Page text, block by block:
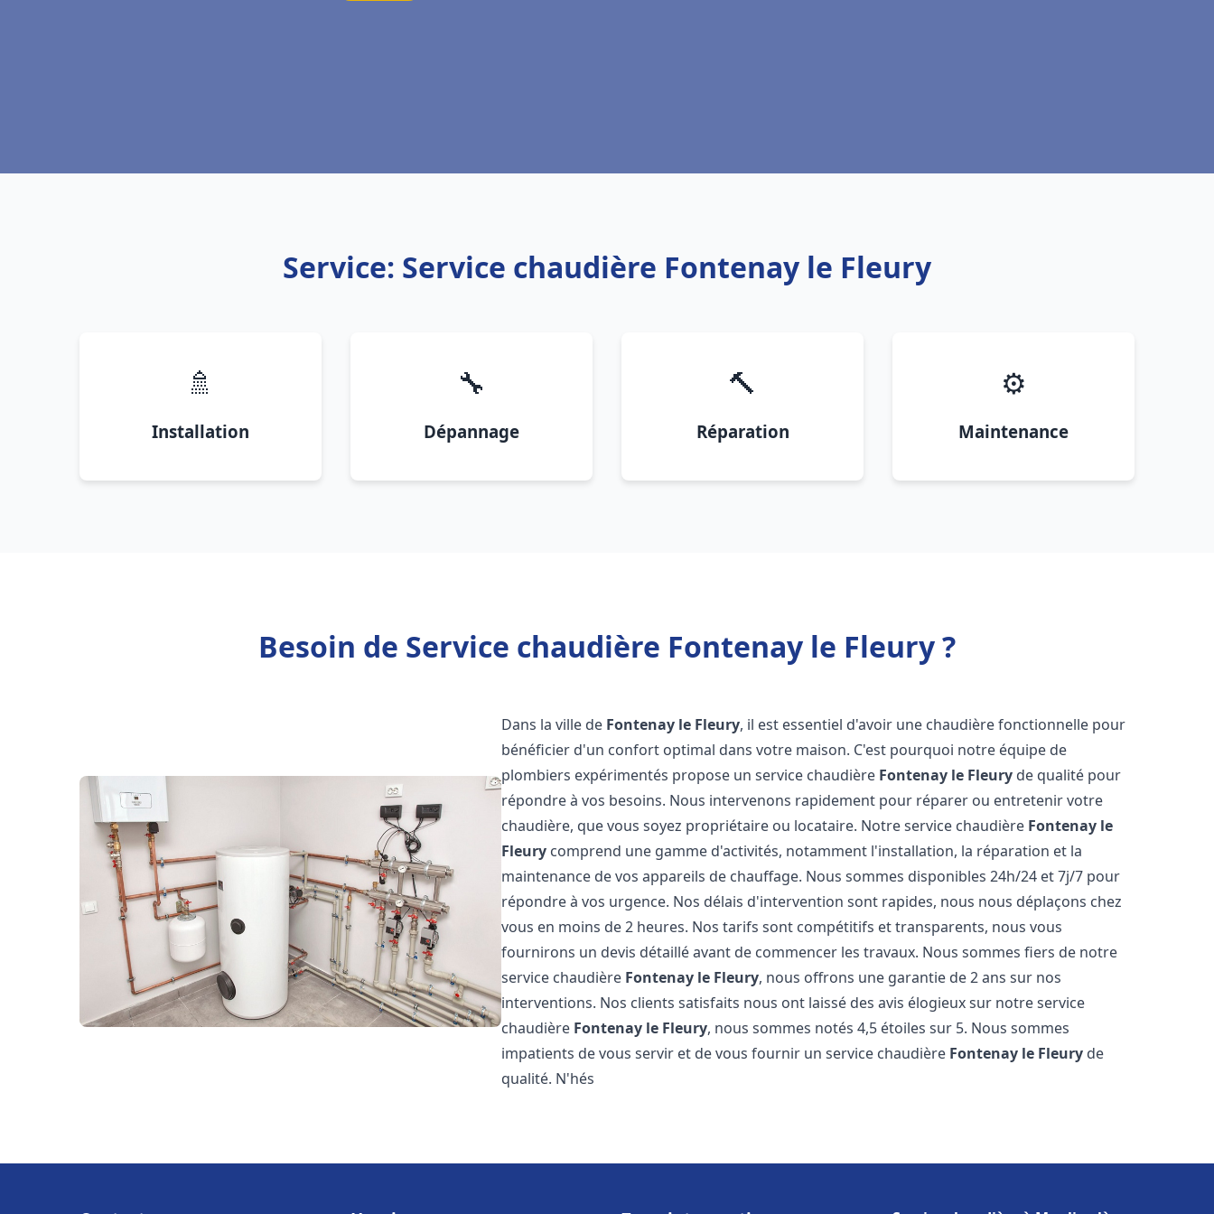
Service: Service chaudière Fontenay le Fleury
🚿
Installation
🔧
Dépannage
🔨
Réparation
⚙️
Maintenance
Besoin de Service chaudière Fontenay le Fleury ?
Dans la ville de Fontenay le Fleury, il est essentiel d'avoir une chaudière fonctionnelle pour
bénéficier d'un confort optimal dans votre maison. C'est pourquoi notre équipe de
plombiers expérimentés propose un service chaudière Fontenay le Fleury de qualité pour
répondre à vos besoins. Nous intervenons rapidement pour réparer ou entretenir votre
chaudière, que vous soyez propriétaire ou locataire. Notre service chaudière Fontenay le
Fleury comprend une gamme d'activités, notamment l'installation, la réparation et la
maintenance de vos appareils de chauffage. Nous sommes disponibles 24h/24 et 7j/7 pour
répondre à vos urgence. Nos délais d'intervention sont rapides, nous nous déplaçons chez
vous en moins de 2 heures. Nos tarifs sont compétitifs et transparents, nous vous
fournirons un devis détaillé avant de commencer les travaux. Nous sommes fiers de notre
service chaudière Fontenay le Fleury, nous offrons une garantie de 2 ans sur nos
interventions. Nos clients satisfaits nous ont laissé des avis élogieux sur notre service
chaudière Fontenay le Fleury, nous sommes notés 4,5 étoiles sur 5. Nous sommes
impatients de vous servir et de vous fournir un service chaudière Fontenay le Fleury de
qualité. N'hés